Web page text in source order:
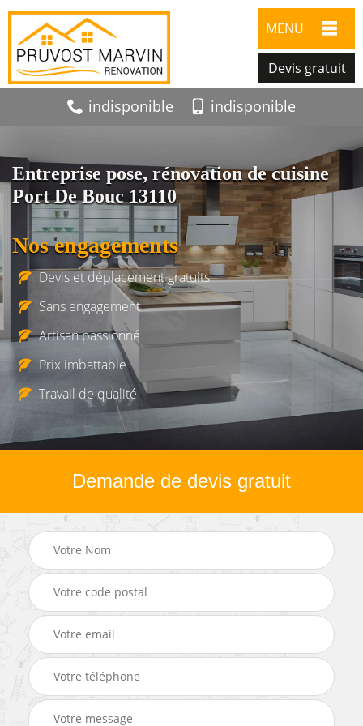
MENU
Devis gratuit
indisponible indisponible
Entreprise pose, rénovation de cuisine
Port De Bouc 13110
Nos engagements
Devis et déplacement gratuits
Sans engagement
Artisan passionné
Prix imbattable
Travail de qualité
Demande de devis gratuit